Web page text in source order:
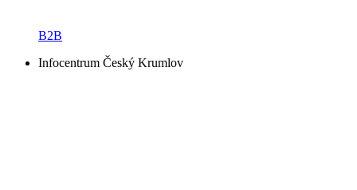
B2B
Infocentrum Český Krumlov